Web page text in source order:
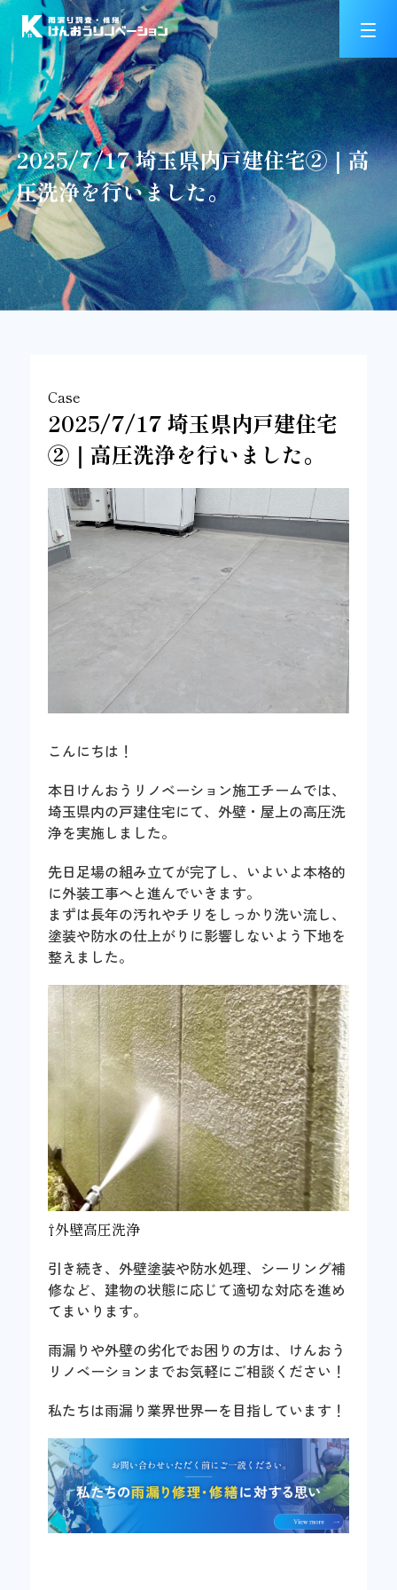
2025/7/17 埼玉県内戸建住宅②｜高
圧洗浄を行いました。
Case
2025/7/17 埼玉県内戸建住宅
②｜高圧洗浄を行いました。
こんにちは！
本日けんおうリノベーション施工チームでは、
埼玉県内の戸建住宅にて、外壁・屋上の高圧洗
浄を実施しました。
先日足場の組み立てが完了し、いよいよ本格的
に外装工事へと進んでいきます。
まずは長年の汚れやチリをしっかり洗い流し、
塗装や防水の仕上がりに影響しないよう下地を
整えました。
⇧外壁高圧洗浄
引き続き、外壁塗装や防水処理、シーリング補
修など、建物の状態に応じて適切な対応を進め
てまいります。
雨漏りや外壁の劣化でお困りの方は、けんおう
リノベーションまでお気軽にご相談ください！
私たちは雨漏り業界世界一を目指しています！